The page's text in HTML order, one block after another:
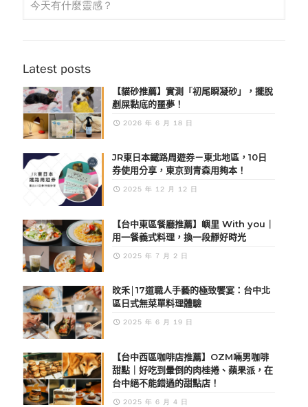
Latest posts
【貓砂推薦】實測「初尾瞬凝砂」，擺脫
剷屎黏底的噩夢！
2026 年 6 月 18 日
JR東日本鐵路周遊券－東北地區，10日
券使用分享，東京到青森用夠本！
2025 年 12 月 12 日
【台中東區餐廳推薦】嶼里 With you｜
用一餐義式料理，換一段靜好時光
2025 年 7 月 2 日
旼禾│17道職人手藝的極致饗宴：台中北
區日式無菜單料理體驗
2025 年 6 月 19 日
【台中西區咖啡店推薦】OZM啢男咖啡
甜點｜好吃到暈倒的肉桂捲、蘋果派，在
台中絕不能錯過的甜點店！
2025 年 6 月 4 日